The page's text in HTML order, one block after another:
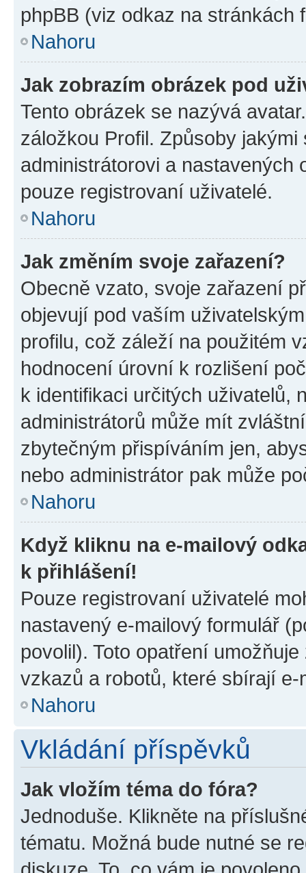
phpBB (viz odkaz na stránkách
Nahoru
Jak zobrazím obrázek pod
Tento obrázek se nazývá
záložkou Profil. Způsoby
administrátorovi a nastavených
pouze registrovaní uživatelé.
Nahoru
Jak změním svoje zařazení?
Obecně vzato, svoje zařazení
objevují pod vaším
profilu, což záleží na použitém
hodnocení úrovní k rozlišení
k identifikaci určitých uživatelů,
administrátorů může mít
zbytečným přispíváním jen,
nebo administrátor pak může
Nahoru
Když kliknu na e-mailový
k přihlášení!
Pouze registrovaní uživatelé
nastavený e-mailový formulář
povolil). Toto opatření
vzkazů a robotů, které sbírají e-
Nahoru
Vkládání příspěvků
Jak vložím téma do fóra?
Jednoduše. Klikněte na
tématu. Možná bude nutné se